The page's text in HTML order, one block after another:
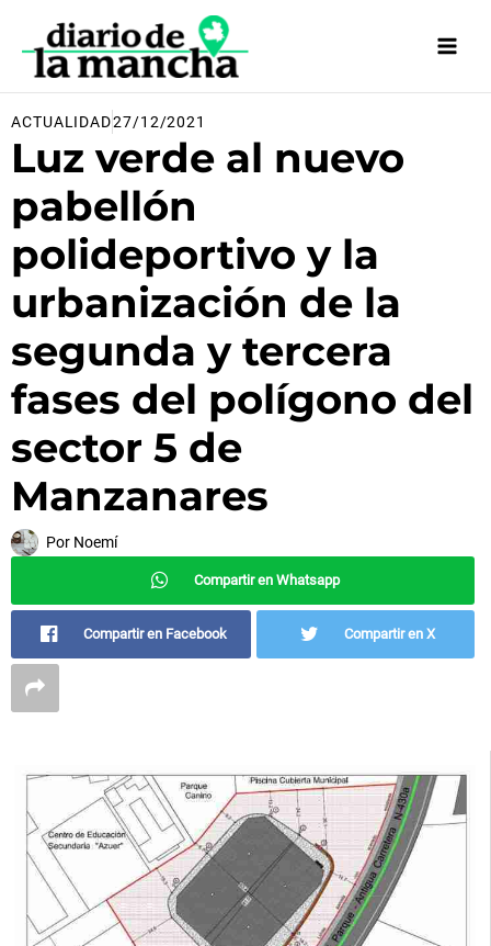
contenido
ACTUALIDAD27/12/2021
Luz verde al nuevo
pabellón
polideportivo y la
urbanización de la
segunda y tercera
fases del polígono del
sector 5 de
Manzanares
Por Noemí
Compartir en Whatsapp
Compartir en Facebook Compartir en X